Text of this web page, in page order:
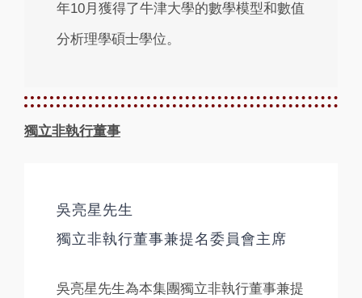
年10月獲得了牛津大學的數學模型和數值
分析理學碩士學位。
獨立非執行董事
吳亮星先生
獨立非執行董事兼提名委員會主席
吳亮星先生為本集團獨立非執行董事兼提